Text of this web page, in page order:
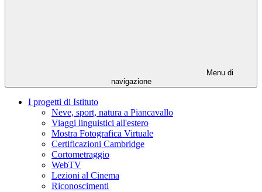
Menu di
navigazione
I progetti di Istituto
Neve, sport, natura a Piancavallo
Viaggi linguistici all'estero
Mostra Fotografica Virtuale
Certificazioni Cambridge
Cortometraggio
WebTV
Lezioni al Cinema
Riconoscimenti